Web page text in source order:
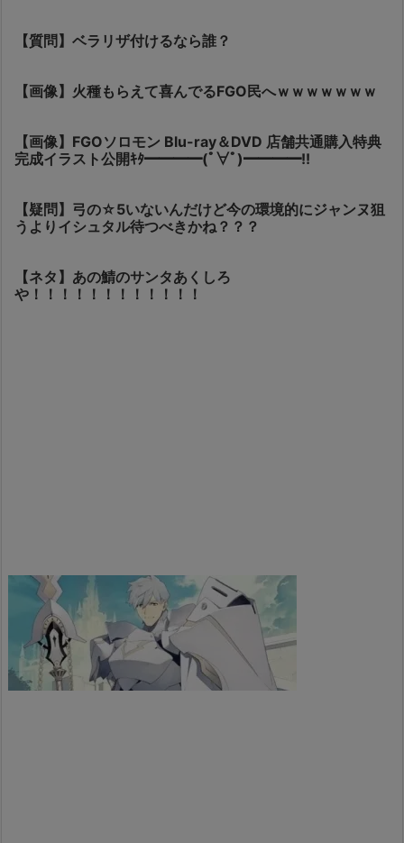
【質問】ベラリザ付けるなら誰？
【画像】火種もらえて喜んでるFGO民へｗｗｗｗｗｗｗ
【画像】FGOソロモン Blu-ray＆DVD 店舗共通購入特典
完成イラスト公開ｷﾀ━━━━(ﾟ∀ﾟ)━━━━!!
【疑問】弓の☆5いないんだけど今の環境的にジャンヌ狙
うよりイシュタル待つべきかね？？？
【ネタ】あの鯖のサンタあくしろ
や！！！！！！！！！！！！